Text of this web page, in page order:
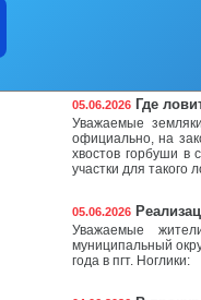
05.06.2026 Где
Уважаемые
официально, на
хвостов горбуши в
участки для
05.06.2026
Уважаемые
муниципальный
года в пгт. Ноглики: